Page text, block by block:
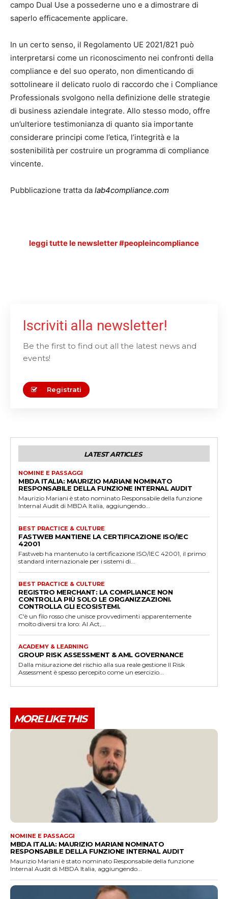
campo Dual Use a possederne uno e a dimostrare di
saperlo efficacemente applicare.
In un certo senso, il Regolamento UE 2021/821 può
interpretarsi come un riconoscimento nei confronti della
compliance e del suo operato, non dimenticando di
sottolineare il delicato ruolo di raccordo che i Compliance
Professionals svolgono nella definizione delle strategie
di business aziendale integrate. Allo stesso modo, offre
un’ulteriore testimonianza di quanto sia importante
considerare principi come l’etica, l’integrità e la
sostenibilità per costruire un programma di compliance
vincente.
Pubblicazione tratta da lab4compliance.com
leggi tutte le newsletter #peopleincompliance
Iscriviti alla newsletter!
Be the first to find out all the latest news and
events!
Registrati
LATEST ARTICLES
NOMINE E PASSAGGI
MBDA ITALIA: MAURIZIO MARIANI NOMINATO
RESPONSABILE DELLA FUNZIONE INTERNAL AUDIT
Maurizio Mariani è stato nominato Responsabile della funzione
Internal Audit di MBDA Italia, aggiungendo...
BEST PRACTICE & CULTURE
FASTWEB MANTIENE LA CERTIFICAZIONE ISO/IEC
42001
Fastweb ha mantenuto la certificazione ISO/IEC 42001, il primo
standard internazionale per i sistemi di...
BEST PRACTICE & CULTURE
REGISTRO MERCHANT: LA COMPLIANCE NON
CONTROLLA PIÙ SOLO LE ORGANIZZAZIONI.
CONTROLLA GLI ECOSISTEMI.
C'è un filo rosso che unisce provvedimenti apparentemente
molto diversi tra loro: AI Act,...
ACADEMY & LEARNING
GROUP RISK ASSESSMENT & AML GOVERNANCE
Dalla misurazione del rischio alla sua reale gestione Il Risk
Assessment è spesso percepito come un esercizio...
MORE LIKE THIS
NOMINE E PASSAGGI
MBDA ITALIA: MAURIZIO MARIANI NOMINATO
RESPONSABILE DELLA FUNZIONE INTERNAL AUDIT
Maurizio Mariani è stato nominato Responsabile della funzione
Internal Audit di MBDA Italia, aggiungendo...